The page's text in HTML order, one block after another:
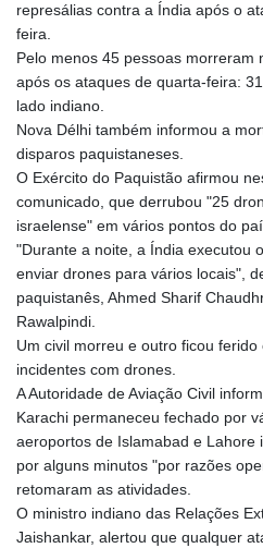
represálias contra a Índia após o
feira.
Pelo menos 45 pessoas morreram
após os ataques de quarta-feira:
lado indiano.
Nova Délhi também informou a
disparos paquistaneses.
O Exército do Paquistão afirmou
comunicado, que derrubou "25
israelense" em vários pontos do
"Durante a noite, a Índia executou
enviar drones para vários locais",
paquistanês, Ahmed Sharif
Rawalpindi.
Um civil morreu e outro ficou
incidentes com drones.
A Autoridade de Aviação Civil
Karachi permaneceu fechado por
aeroportos de Islamabad e Lahore
por alguns minutos "por razões
retomaram as atividades.
O ministro indiano das Relações
Jaishankar, alertou que qualquer